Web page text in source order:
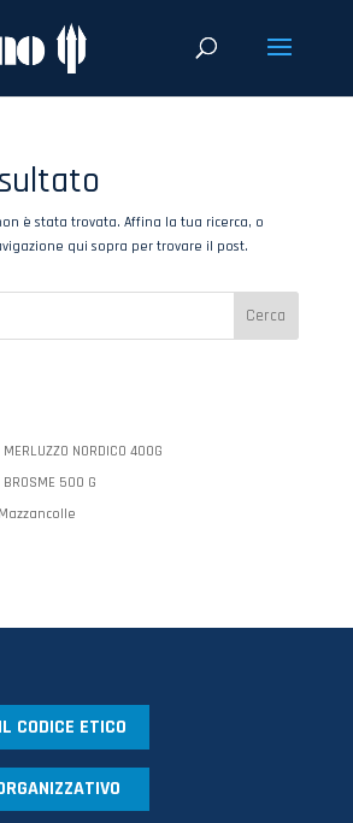
è stata trovata. Affina la tua ricerca, o
qui sopra per trovare il post.
NORDICO 400G
BROSME 500 G
CODICE ETICO